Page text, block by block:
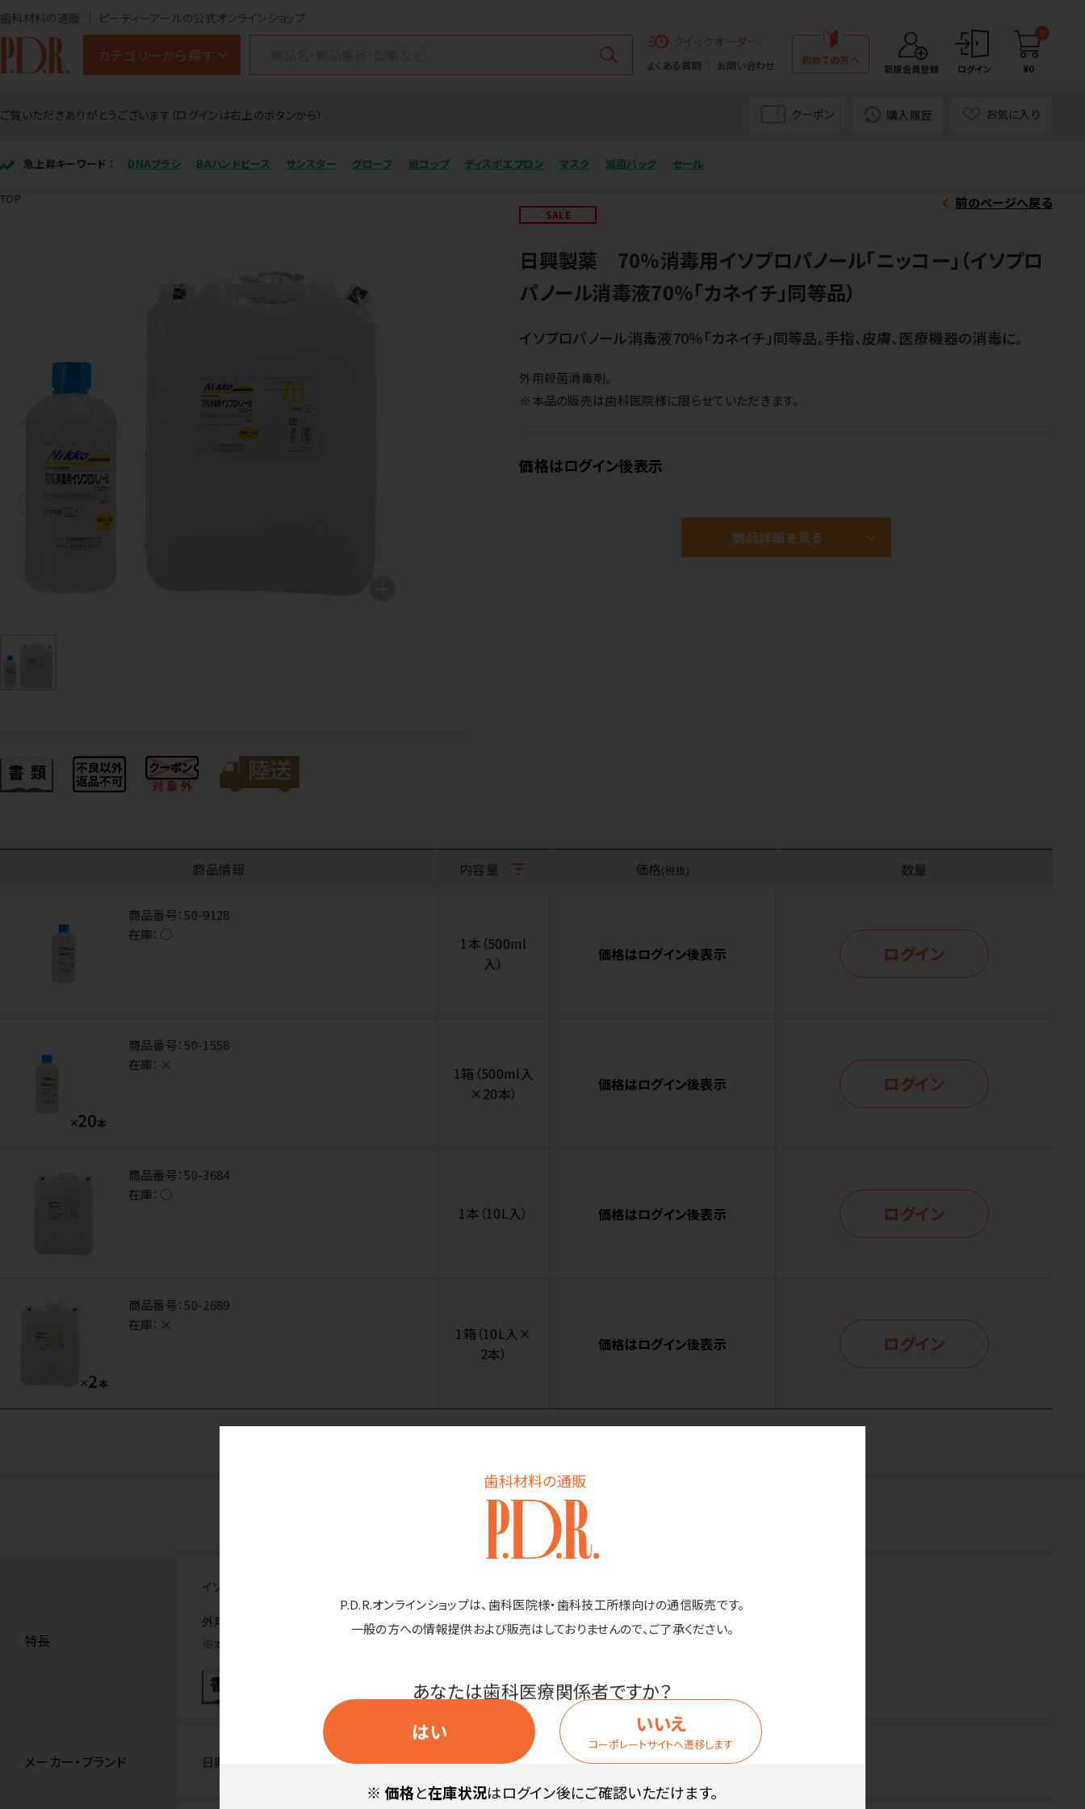
歯科材料の通販
P.D.R.オンラインショップは、歯科医院様・歯科技工所様向けの通信販売です。
一般の方への情報提供および販売はしておりませんので、ご了承ください。
あなたは歯科医療関係者ですか？
はい
いいえ
コーポレートサイトへ遷移します
※ 価格と在庫状況はログイン後にご確認いただけます。
歯科材料の通販 ピーディーアールの公式オンラインショップ
カテゴリーから探す
クイックオーダー
よくある質問 お問い合わせ 初めての方へ
新規会員登録 ログイン
0
¥0
ご覧いただきありがとうございます（ログインは右上のボタンから） クーポン 購入履歴 お気に入り
急上昇キーワード ： DNAブラシ BAハンドピース サンスター グローブ 紙コップ ディスポエプロン マスク 滅菌バッグ セール
TOP 前のページへ戻る
SALE
日興製薬 70％消毒用イソプロパノール「ニッコー」（イソプロ
パノール消毒液70％「カネイチ」同等品）
イソプロパノール消毒液70％「カネイチ」同等品。手指、皮膚、医療機器の消毒に。
外用殺菌消毒剤。
※本品の販売は歯科医院様に限らせていただきます。
価格はログイン後表示
商品詳細を見る
商品情報 内容量 価格(税抜) 数量
商品番号：50-9128
在庫： ○
1本（500ml
入）
価格はログイン後表示 ログイン
商品番号：50-1558
在庫： ×
1箱（500ml入
×20本）
価格はログイン後表示 ログイン
商品番号：50-3684
在庫： ○
1本（10L入） 価格はログイン後表示 ログイン
商品番号：50-2689
在庫： ×
1箱（10L入×
2本）
価格はログイン後表示 ログイン
商品詳細
特長
イソプロパノール消毒液70％「カネイチ」同等品。手指、皮膚、医療機器の消毒に。
外用殺菌消毒剤。
※本品の販売は歯科医院様に限らせていただきます。
メーカー・ブランド 日興製薬